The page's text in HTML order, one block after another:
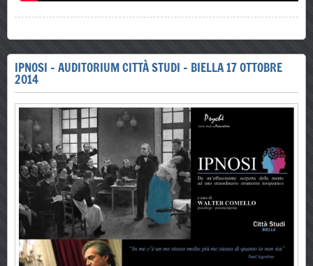
IPNOSI - AUDITORIUM CITTÀ STUDI - BIELLA 17 OTTOBRE
2014